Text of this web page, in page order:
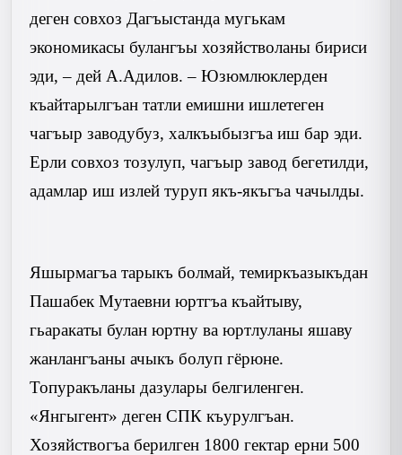
деген совхоз Дагъыстанда мугькам
экономикасы булангъы хозяйстволаны бириси
эди, – дей А.Адилов. – Юзюмлюк­лерден
къайтарылгъан татли емишни ишлетеген
чагъыр заводубуз, халкъыбызгъа иш бар эди.
Ерли совхоз тозулуп, чагъыр завод бегетилди,
адамлар иш излей туруп якъ-якъгъа чачылды.
Яшырмагъа тарыкъ болмай, темиркъазыкъдан
Пашабек Мутаевни юртгъа къайтыву,
гьаракаты булан юртну ва юртлуланы яшаву
жанлангъаны ачыкъ болуп гёрюне.
Топуракъланы дазулары белгиленген.
«Янгыгент» деген СПК къурулгъан.
Хозяйствогъа берилген 1800 гектар ерни 500